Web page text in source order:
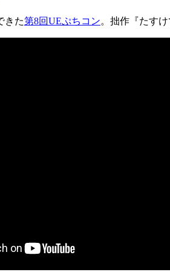
きた第8回UEぷちコン。拙作『たす